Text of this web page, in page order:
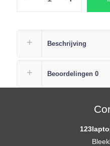
Beschrijving
Beoordelingen 0